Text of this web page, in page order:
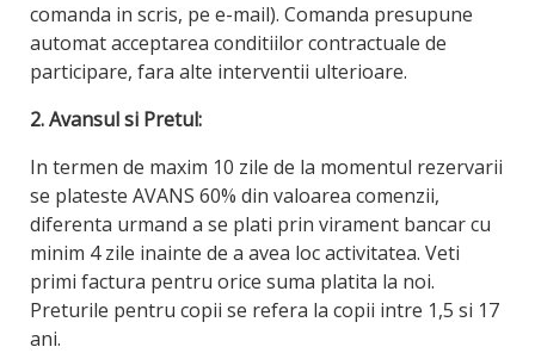
comanda in scris, pe e-mail). Comanda presupune
automat acceptarea conditiilor contractuale de
participare, fara alte interventii ulterioare.
2. Avansul si Pretul:
In termen de maxim 10 zile de la momentul rezervarii
se plateste AVANS 60% din valoarea comenzii,
diferenta urmand a se plati prin virament bancar cu
minim 4 zile inainte de a avea loc activitatea. Veti
primi factura pentru orice suma platita la noi.
Preturile pentru copii se refera la copii intre 1,5 si 17
ani.